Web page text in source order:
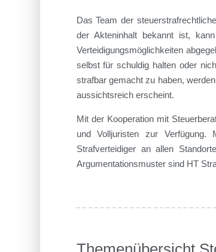
Das Team der
der Akteninhalt bekannt ist,
Verteidigungsmöglichkeiten
selbst für schuldig halten oder
strafbar gemacht zu haben,
aussichtsreich erscheint.
Mit der Kooperation mit
und Volljuristen zur
Strafverteidiger an allen
Argumentationsmuster sind HT